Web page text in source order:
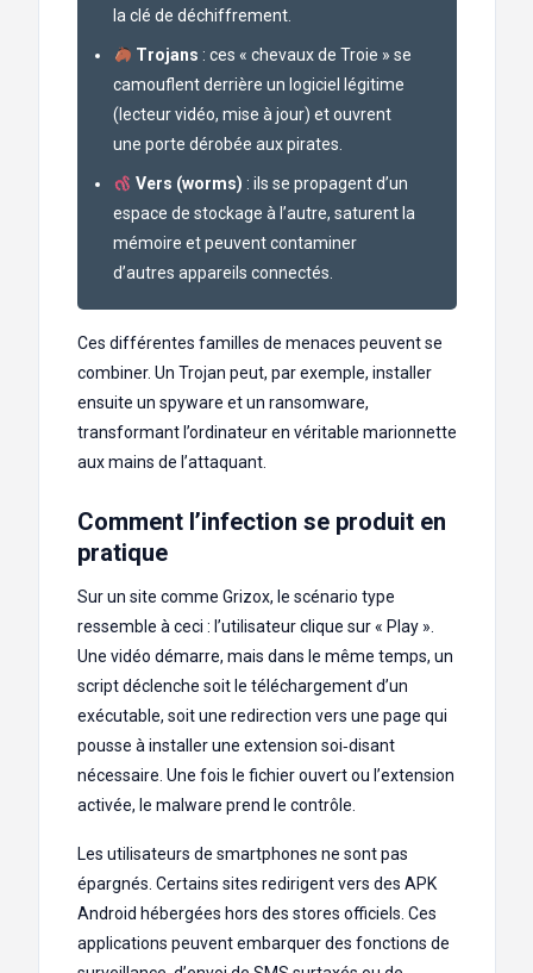
la clé de déchiffrement.
Trojans : ces « chevaux de Troie » se
camouflent derrière un logiciel légitime
(lecteur vidéo, mise à jour) et ouvrent
une porte dérobée aux pirates.
Vers (worms) : ils se propagent d’un
espace de stockage à l’autre, saturent la
mémoire et peuvent contaminer
d’autres appareils connectés.
Ces différentes familles de menaces peuvent se
combiner. Un Trojan peut, par exemple, installer
ensuite un spyware et un ransomware,
transformant l’ordinateur en véritable marionnette
aux mains de l’attaquant.
Comment l’infection se produit en
pratique
Sur un site comme Grizox, le scénario type
ressemble à ceci : l’utilisateur clique sur « Play ».
Une vidéo démarre, mais dans le même temps, un
script déclenche soit le téléchargement d’un
exécutable, soit une redirection vers une page qui
pousse à installer une extension soi‑disant
nécessaire. Une fois le fichier ouvert ou l’extension
activée, le malware prend le contrôle.
Les utilisateurs de smartphones ne sont pas
épargnés. Certains sites redirigent vers des APK
Android hébergées hors des stores officiels. Ces
applications peuvent embarquer des fonctions de